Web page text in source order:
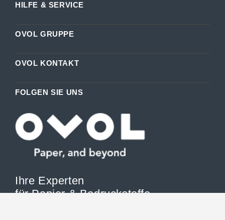
HILFE & SERVICE
OVOL GRUPPE
OVOL KONTAKT
FOLGEN SIE UNS
Ihre Experten
für Papier & Bedruckstoffe